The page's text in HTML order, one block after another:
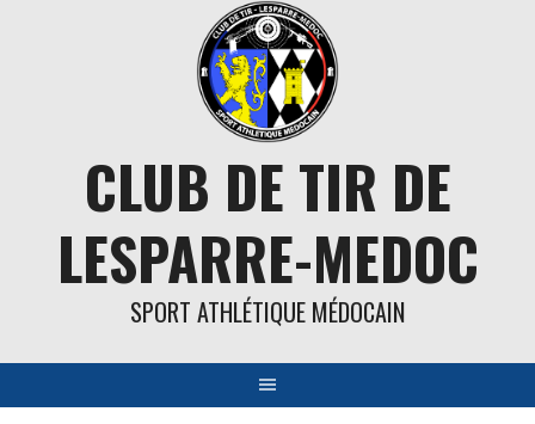
CLUB DE TIR DE
LESPARRE-MEDOC
SPORT ATHLÉTIQUE MÉDOCAIN